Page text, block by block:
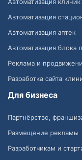
Автоматизация
Автоматизация аптек
Автоматизация блока
Реклама и
Разработка сайта
Для бизнеса
Партнёрство,
Размещение рекламы
Разработчикам и